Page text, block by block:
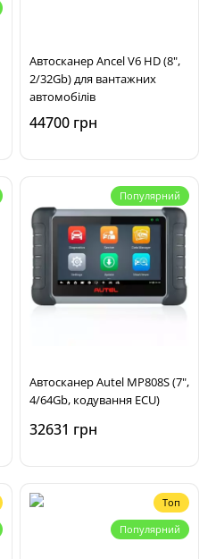
Автосканер Ancel V6 HD (8",
2/32Gb) для вантажних
автомобілів
44700 грн
Популярний
Автосканер Autel MP808S (7",
4/64Gb, кодування ECU)
32631 грн
Топ
Популярний